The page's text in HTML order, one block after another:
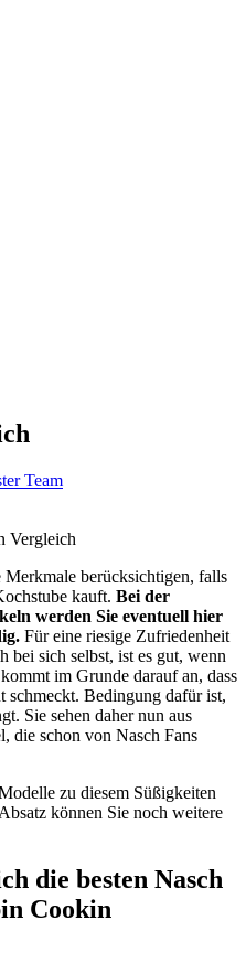
Team
Vergleich
Merkmale berücksichtigen, falls
kauft. Bei der
werden Sie eventuell hier
Für eine riesige Zufriedenheit
bei sich selbst, ist es gut, wenn
im Grunde darauf an, dass
schmeckt. Bedingung dafür ist,
Sie sehen daher nun aus
die schon von Nasch Fans
zu diesem Süßigkeiten
können Sie noch weitere
die besten Nasch
Cookin